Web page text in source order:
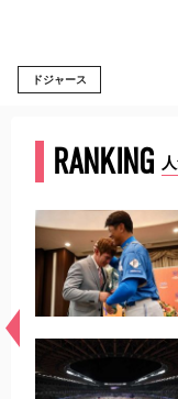
ドジャース
RANKING
常